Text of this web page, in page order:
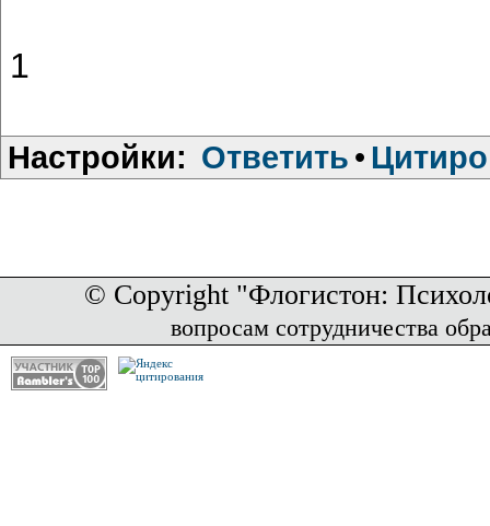
1
Настройки: Ответить •
© Copyright "Флогистон:
вопросам сотрудничества